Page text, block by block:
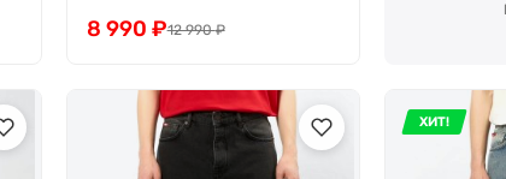
12 990₽
8 990 ₽
ХИТ!